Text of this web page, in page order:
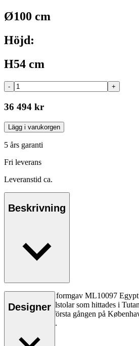
Ø100 cm
Höjd:
H54 cm
- +
36 494 kr
Lägg i varukorgen
5 års garanti
Fri leverans
Leveranstid ca.
Beskrivning
Mogens Lassen formgav ML10097
inspirerad av fällstolar som hittades i
Bordet visades första gången på
utställning 1940.
Läs mer
Designer